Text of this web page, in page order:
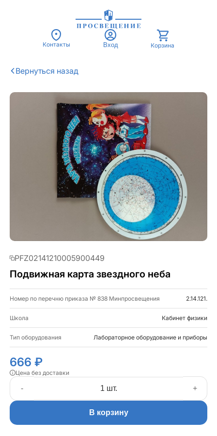
Контакты Вход Корзина
PFZ02141210005900449
Подвижная карта звездного неба
Номер по перечню приказа № 838 Минпросвещения 2.14.121.
Школа Кабинет физики
Тип оборудования Лабораторное оборудование и приборы
666 ₽
Цена без доставки
- +
В корзину